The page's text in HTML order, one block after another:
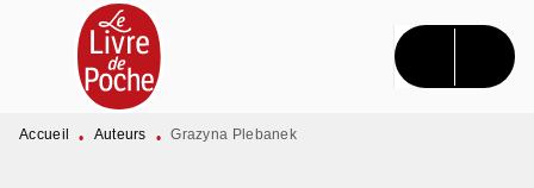
MENU RECHERCHE CONTENU
PIED DE PAGE
Accueil • Auteurs • Grazyna Plebanek